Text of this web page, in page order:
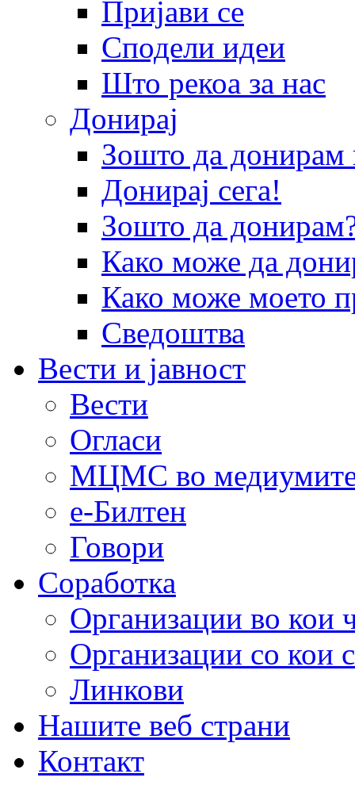
Пријави се
Сподели идеи
Што рекоа за нас
Донирај
Зошто да
Донирај сега!
Зошто да
Како може да
Како може моето
Сведоштва
Вести и јавност
Вести
Огласи
МЦМС во
е-Билтен
Говори
Соработка
Организации во кои
Организации со кои
Линкови
Нашите веб страни
Контакт